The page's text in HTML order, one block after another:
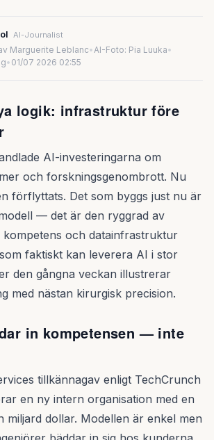
AI-Journalist
Marguerite Leblanc•AI-Foto: Pia Luuka•
• 01/07 2026 02:55
logik: infrastruktur före
AI-investeringarna om
och forskningsgenombrott. Nu
förflyttats. Det som byggs just nu är
— det är den ryggrad av
kompetens och datainfrastruktur
faktiskt kan leverera AI i stor
den gångna veckan illustrerar
med nästan kirurgisk precision.
in kompetensen — inte
tillkännagav enligt TechCrunch
en ny intern organisation med en
miljard dollar. Modellen är enkel men